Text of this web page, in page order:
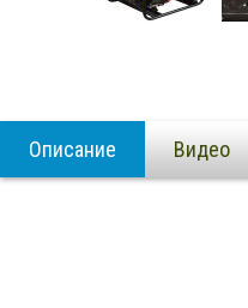
Описание Видео